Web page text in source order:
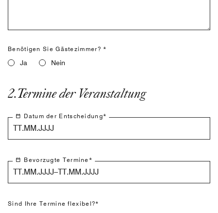
Benötigen Sie Gästezimmer? *
Ja Nein
2.Termine der Veranstaltung
Datum der Entscheidung*
TT.MM.JJJJ
Bevorzugte Termine*
TT.MM.JJJJ–TT.MM.JJJJ
Sind Ihre Termine flexibel?*